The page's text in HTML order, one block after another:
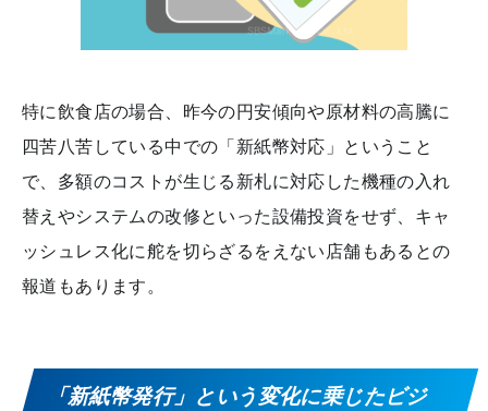
特に飲食店の場合、昨今の円安傾向や原材料の高騰に
四苦八苦している中での「新紙幣対応」ということ
で、多額のコストが生じる新札に対応した機種の入れ
替えやシステムの改修といった設備投資をせず、キャ
ッシュレス化に舵を切らざるをえない店舗もあるとの
報道もあります。
「新紙幣発行」という変化に乗じたビジ